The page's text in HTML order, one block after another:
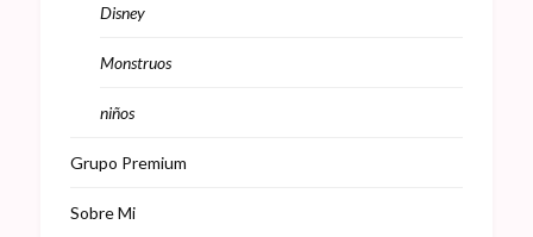
Disney
Monstruos
niños
Grupo Premium
Sobre Mi